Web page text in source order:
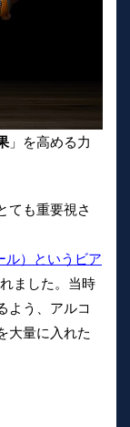
」を高める力
ても重要視さ
ル）というビア
ました。当時
よう、アルコ
大量に入れた